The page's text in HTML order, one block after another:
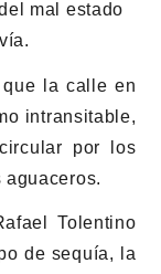
mal estado
la calle en
intransitable,
por los
Tolentino
de sequía, la